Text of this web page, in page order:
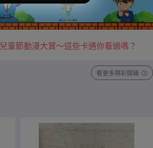
兒童節動漫大賞～這些卡通你看過嗎？
看更多精彩開箱